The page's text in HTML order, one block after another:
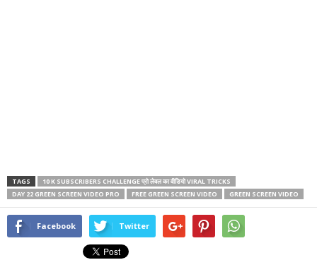
TAGS
10 K SUBSCRIBERS CHALLENGE प्रो लेवल का वीडियो VIRAL TRICKS
DAY 22 GREEN SCREEN VIDEO PRO
FREE GREEN SCREEN VIDEO GREEN SCREEN VIDEO
Facebook Twitter